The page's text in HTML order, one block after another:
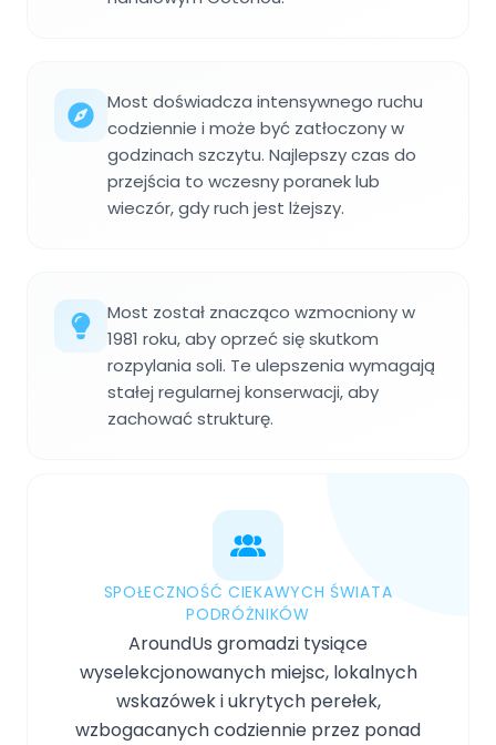
Most doświadcza intensywnego ruchu
codziennie i może być zatłoczony w
godzinach szczytu. Najlepszy czas do
przejścia to wczesny poranek lub
wieczór, gdy ruch jest lżejszy.
Most został znacząco wzmocniony w
1981 roku, aby oprzeć się skutkom
rozpylania soli. Te ulepszenia wymagają
stałej regularnej konserwacji, aby
zachować strukturę.
SPOŁECZNOŚĆ CIEKAWYCH ŚWIATA
PODRÓŻNIKÓW
AroundUs gromadzi tysiące
wyselekcjonowanych miejsc, lokalnych
wskazówek i ukrytych perełek,
wzbogacanych codziennie przez ponad